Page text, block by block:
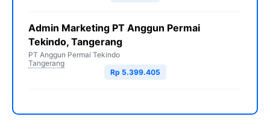
Admin Marketing PT Anggun Permai
Tekindo, Tangerang
PT Anggun Permai Tekindo
Tangerang
Rp 5.399.405